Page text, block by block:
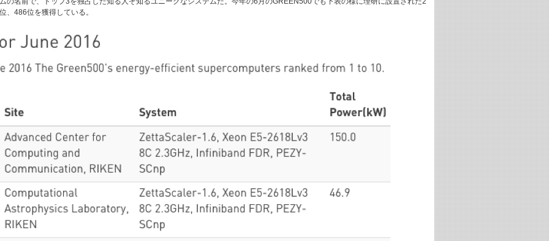
、486位を獲得している。